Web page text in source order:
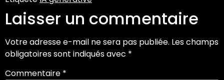
Laisser un commentaire
Votre adresse e-mail ne sera pas publiée. Les champs
obligatoires sont indiqués avec *
Commentaire *